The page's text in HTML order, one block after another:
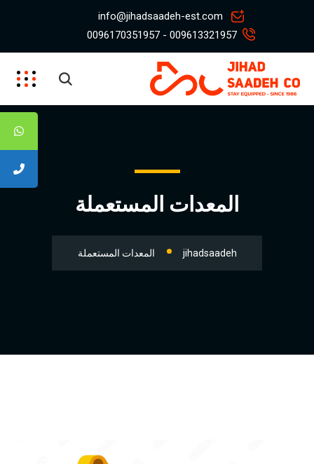
info@jihadsaadeh-est.com
009613321957 - 0096170351957
المعدات المستعملة
jihadsaadeh المعدات المستعملة